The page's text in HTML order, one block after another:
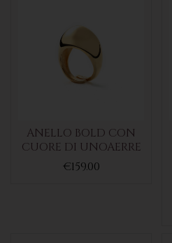
ANELLO BOLD CON
CUORE DI UNOAERRE
€159.00